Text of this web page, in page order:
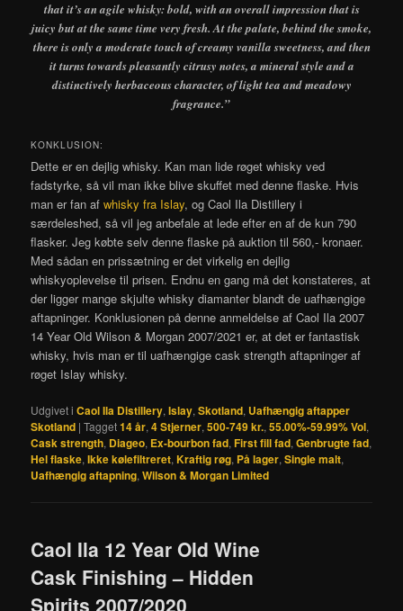
that it’s an agile whisky: bold, with an overall impression that is
juicy but at the same time very fresh. At the palate, behind the smoke,
there is only a moderate touch of creamy vanilla sweetness, and then
it turns towards pleasantly citrusy notes, a mineral style and a
distinctively herbaceous character, of light tea and meadowy
fragrance.”
KONKLUSION:
Dette er en dejlig whisky. Kan man lide røget whisky ved
fadstyrke, så vil man ikke blive skuffet med denne flaske. Hvis
man er fan afwhisky fra Islay, og Caol Ila Distillery i
særdeleshed, så vil jeg anbefale at lede efter en af de kun 790
flasker. Jeg købte selv denne flaske på auktion til 560,- kronaer.
Med sådan en prissætning er det virkelig en dejlig
whiskyoplevelse til prisen. Endnu en gang må det konstateres, at
der ligger mange skjulte whisky diamanter blandt de uafhængige
aftapninger. Konklusionen på denne anmeldelse af Caol Ila 2007
14 Year Old Wilson & Morgan 2007/2021 er, at det er fantastisk
whisky, hvis man er til uafhængige cask strength aftapninger af
røget Islay whisky.
Udgivet i Caol Ila Distillery,Islay,Skotland, Uafhængig aftapper
Skotland |Tagget14 år,4 Stjerner,500-749 kr.,55.00%-59.99% Vol,
Cask strength, Diageo, Ex-bourbon fad,First fill fad,Genbrugte fad,
Hel flaske,Ikke kølefiltreret,Kraftig røg, På lager,Single malt,
Uafhængig aftapning,Wilson & Morgan Limited
Caol Ila 12 Year Old Wine
Cask Finishing – Hidden
Spirits 2007/2020